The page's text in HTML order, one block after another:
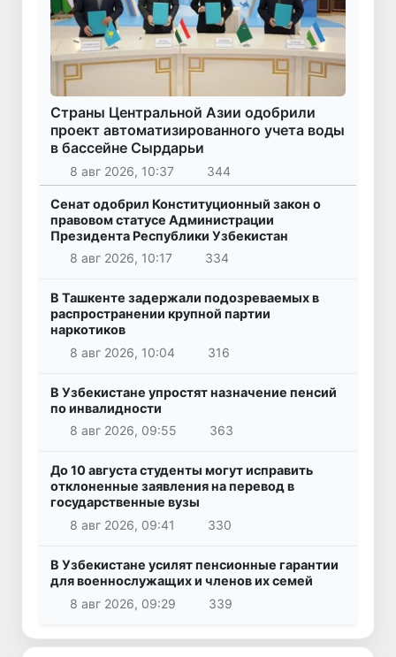
Страны Центральной Азии одобрили
проект автоматизированного учета воды
в бассейне Сырдарьи
8 авг 2026, 10:37 344
Сенат одобрил Конституционный закон о
правовом статусе Администрации
Президента Республики Узбекистан
8 авг 2026, 10:17
334
В Ташкенте задержали подозреваемых в
распространении крупной партии
наркотиков
8 авг 2026, 10:04
316
В Узбекистане упростят назначение пенсий
по инвалидности
8 авг 2026, 09:55
363
До 10 августа студенты могут исправить
отклоненные заявления на перевод в
государственные вузы
8 авг 2026, 09:41
330
В Узбекистане усилят пенсионные гарантии
для военнослужащих и членов их семей
8 авг 2026, 09:29
339